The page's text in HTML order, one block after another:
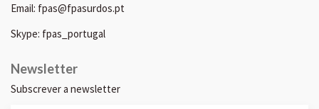
Email: fpas@fpasurdos.pt
Skype: fpas_portugal
Newsletter
Subscrever a newsletter